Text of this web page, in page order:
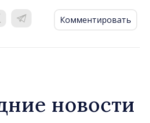
Комментировать
новости